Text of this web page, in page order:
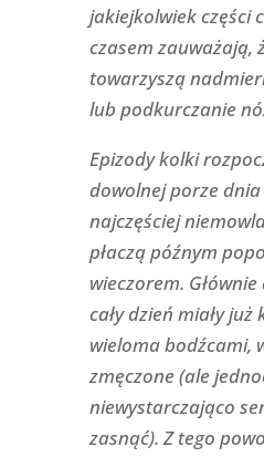
jakiejkolwiek części
czasem zauważają,
towarzyszą
lub podkurczanie
Epizody kolki
dowolnej porze dnia
najczęściej
płaczą późnym
wieczorem.
cały dzień miały
wieloma bodźcami,
zmęczone (ale
niewystarczająco
zasnąć). Z tego